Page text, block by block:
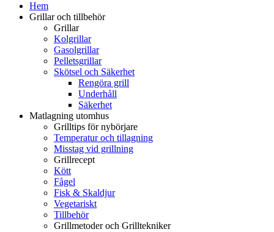
Hem
Grillar och tillbehör
Grillar
Kolgrillar
Gasolgrillar
Pelletsgrillar
Skötsel och Säkerhet
Rengöra grill
Underhåll
Säkerhet
Matlagning utomhus
Grilltips för nybörjare
Temperatur och tillagning
Misstag vid grillning
Grillrecept
Kött
Fågel
Fisk & Skaldjur
Vegetariskt
Tillbehör
Grillmetoder och Grilltekniker